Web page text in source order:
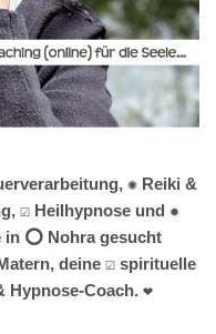
✺ Reiki &
☑️ Heilhypnose und ✹
in ⭕ Nohra gesucht
deine ☑️ spirituelle
Hypnose-Coach. ❤